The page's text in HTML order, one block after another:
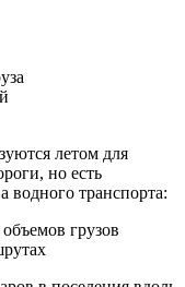
летом для
но есть
водного транспорта:
грузов